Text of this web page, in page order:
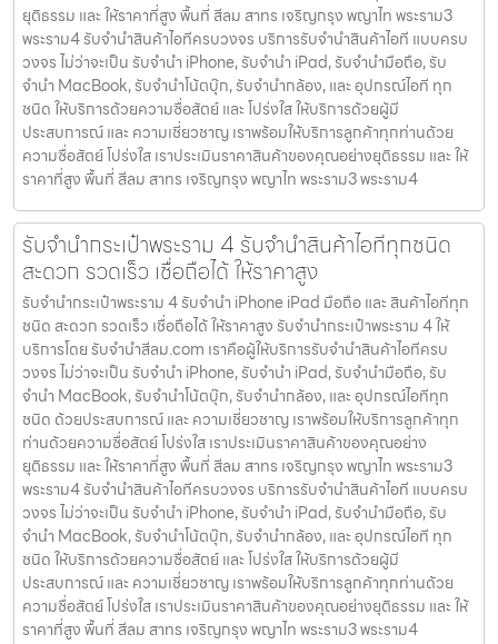
ยุติธรรม และ ให้ราคาที่สูง พื้นที่ สีลม สาทร เจริญกรุง พญาไท พระราม3
พระราม4 รับจำนำสินค้าไอทีครบวงจร บริการรับจำนำสินค้าไอที แบบครบ
วงจร ไม่ว่าจะเป็น รับจำนำ iPhone, รับจำนำ iPad, รับจำนำมือถือ, รับ
จำนำ MacBook, รับจำนำโน้ตบุ๊ก, รับจำนำกล้อง, และ อุปกรณ์ไอที ทุก
ชนิด ให้บริการด้วยความซื่อสัตย์ และ โปร่งใส ให้บริการด้วยผู้มี
ประสบการณ์ และ ความเชี่ยวชาญ เราพร้อมให้บริการลูกค้าทุกท่านด้วย
ความซื่อสัตย์ โปร่งใส เราประเมินราคาสินค้าของคุณอย่างยุติธรรม และ ให้
ราคาที่สูง พื้นที่ สีลม สาทร เจริญกรุง พญาไท พระราม3 พระราม4
รับจำนำกระเป๋าพระราม 4 รับจำนำสินค้าไอทีทุกชนิด
สะดวก รวดเร็ว เชื่อถือได้ ให้ราคาสูง
รับจำนำกระเป๋าพระราม 4 รับจำนำ iPhone iPad มือถือ และ สินค้าไอทีทุก
ชนิด สะดวก รวดเร็ว เชื่อถือได้ ให้ราคาสูง รับจำนำกระเป๋าพระราม 4 ให้
บริการโดย รับจํานําสีลม.com เราคือผู้ให้บริการรับจำนำสินค้าไอทีครบ
วงจร ไม่ว่าจะเป็น รับจำนำ iPhone, รับจำนำ iPad, รับจำนำมือถือ, รับ
จำนำ MacBook, รับจำนำโน้ตบุ๊ก, รับจำนำกล้อง, และ อุปกรณ์ไอทีทุก
ชนิด ด้วยประสบการณ์ และ ความเชี่ยวชาญ เราพร้อมให้บริการลูกค้าทุก
ท่านด้วยความซื่อสัตย์ โปร่งใส เราประเมินราคาสินค้าของคุณอย่าง
ยุติธรรม และ ให้ราคาที่สูง พื้นที่ สีลม สาทร เจริญกรุง พญาไท พระราม3
พระราม4 รับจำนำสินค้าไอทีครบวงจร บริการรับจำนำสินค้าไอที แบบครบ
วงจร ไม่ว่าจะเป็น รับจำนำ iPhone, รับจำนำ iPad, รับจำนำมือถือ, รับ
จำนำ MacBook, รับจำนำโน้ตบุ๊ก, รับจำนำกล้อง, และ อุปกรณ์ไอที ทุก
ชนิด ให้บริการด้วยความซื่อสัตย์ และ โปร่งใส ให้บริการด้วยผู้มี
ประสบการณ์ และ ความเชี่ยวชาญ เราพร้อมให้บริการลูกค้าทุกท่านด้วย
ความซื่อสัตย์ โปร่งใส เราประเมินราคาสินค้าของคุณอย่างยุติธรรม และ ให้
ราคาที่สูง พื้นที่ สีลม สาทร เจริญกรุง พญาไท พระราม3 พระราม4